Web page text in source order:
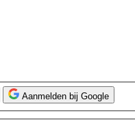
Aanmelden bij Google